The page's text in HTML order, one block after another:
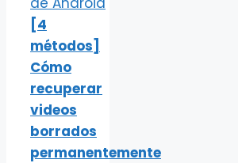
[4
métodos]
Cómo
recuperar
videos
borrados
permanentemente